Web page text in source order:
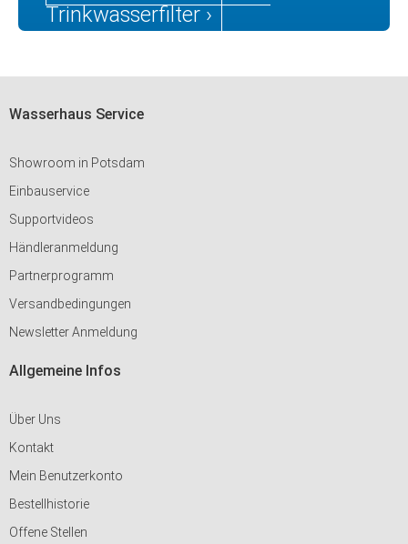
Trinkwasserfilter ›
Wasserhaus Service
Showroom in Potsdam
Einbauservice
Supportvideos
Händleranmeldung
Partnerprogramm
Versandbedingungen
Newsletter Anmeldung
Allgemeine Infos
Über Uns
Kontakt
Mein Benutzerkonto
Bestellhistorie
Offene Stellen